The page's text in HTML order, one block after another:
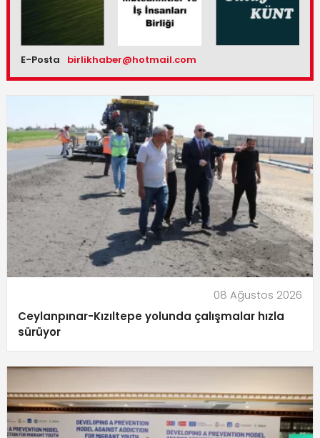
E-Posta birlikhaber@hotmail.com
08 Ağustos 2026
Ceylanpınar-Kızıltepe yolunda çalışmalar hızla
sürüyor